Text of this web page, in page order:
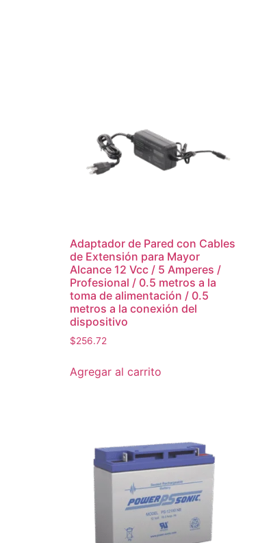
Adaptador de Pared con Cables
de Extensión para Mayor
Alcance 12 Vcc / 5 Amperes /
Profesional / 0.5 metros a la
toma de alimentación / 0.5
metros a la conexión del
dispositivo
$256.72
Agregar al carrito